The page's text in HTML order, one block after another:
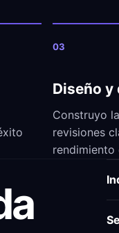
03
Diseño y
Construyo
revisiones